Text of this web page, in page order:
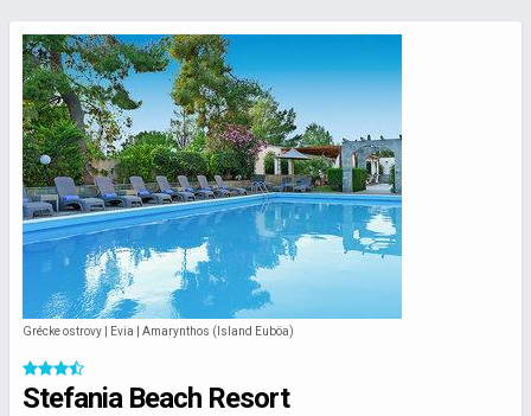
Grécke ostrovy | Evia | Amarynthos (Island Euböa)
Stefania Beach Resort